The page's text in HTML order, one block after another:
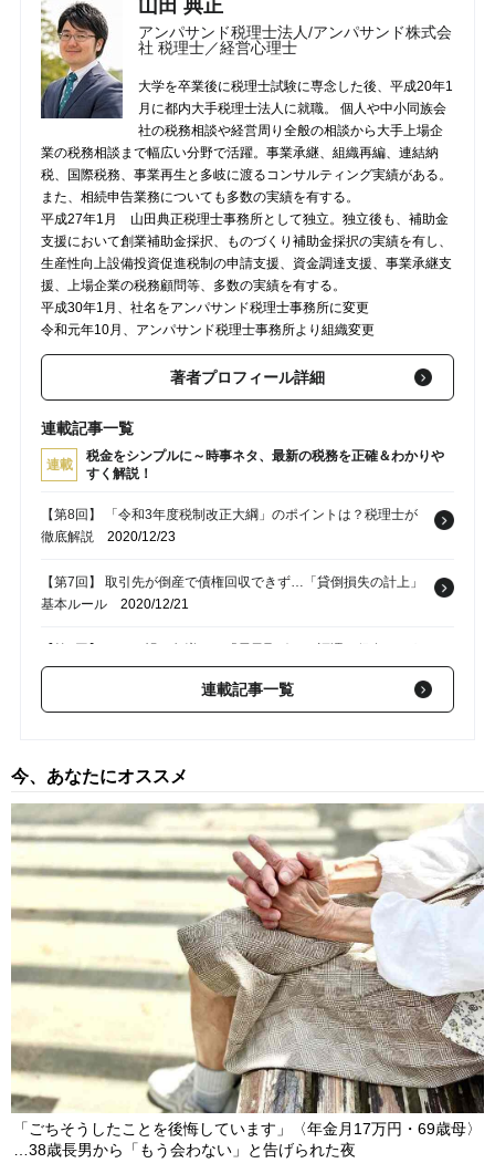
山田 典正
アンパサンド税理士法人/アンパサンド株式会
社 税理士／経営心理士
大学を卒業後に税理士試験に専念した後、平成20年1
月に都内大手税理士法人に就職。 個人や中小同族会
社の税務相談や経営周り全般の相談から大手上場企
業の税務相談まで幅広い分野で活躍。事業承継、組織再編、連結納
税、国際税務、事業再生と多岐に渡るコンサルティング実績がある。
また、相続申告業務についても多数の実績を有する。
平成27年1月 山田典正税理士事務所として独立。独立後も、補助金
支援において創業補助金採択、ものづくり補助金採択の実績を有し、
生産性向上設備投資促進税制の申請支援、資金調達支援、事業承継支
援、上場企業の税務顧問等、多数の実績を有する。
平成30年1月、社名をアンパサンド税理士事務所に変更
令和元年10月、アンパサンド税理士事務所より組織変更
著者プロフィール詳細
連載記事一覧
連載
税金をシンプルに～時事ネタ、最新の税務を正確＆わかりや
すく解説！
【第8回】 「令和3年度税制改正大綱」のポイントは？税理士が
徹底解説 2020/12/23
【第7回】 取引先が倒産で債権回収できず…「貸倒損失の計上」
基本ルール 2020/12/21
【第6回】 コロナ禍で急増する「電子取引」…証憑の保存はどう
する？2020/12/14
【第5回】 後継者不在で廃業…会社を解散・清算するときの税務
【第4回】 馬主になって税金対策…競走馬で「減価償却」はでき
るのか？2020/09/16
連載記事一覧
今、あなたにオススメ
「ごちそうしたことを後悔しています」〈年金月17万円・69歳母〉
…38歳長男から「もう会わない」と告げられた夜